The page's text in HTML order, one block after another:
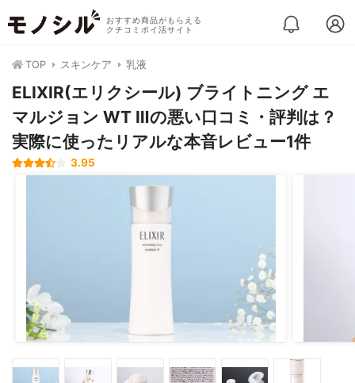
おすすめ商品がもらえる
クチコミポイ活サイト
TOP スキンケア 乳液
ELIXIR(エリクシール) ブライトニング エ
マルジョン WT Ⅲの悪い口コミ・評判は？
実際に使ったリアルな本音レビュー1件
3.95